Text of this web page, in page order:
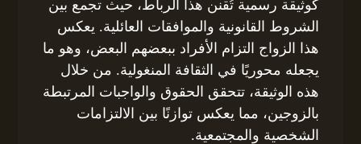
كوثيقة رسمية تُقنن هذا الرباط، حيث تجمع بين
الشروط القانونية والموافقات العائلية. يعكس
هذا الزواج التزام الأفراد ببعضهم البعض، وهو ما
يجعله محوريًا في الثقافة المنغولية. من خلال
هذه الوثيقة، تتحقق الحقوق والواجبات المرتبطة
بالزوجين، مما يعكس توازنًا بين الالتزامات
الشخصية والمجتمعية.